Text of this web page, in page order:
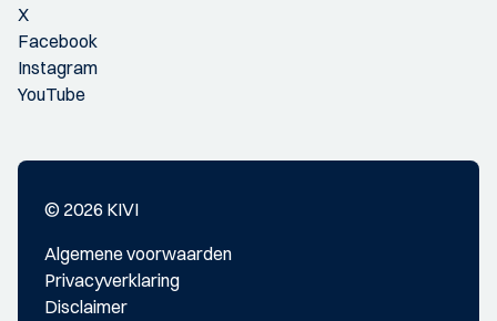
X
Facebook
Instagram
YouTube
© 2026 KIVI
Algemene voorwaarden
Privacyverklaring
Disclaimer